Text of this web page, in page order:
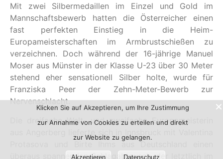
Mit zwei Silbermedaillen im Einzel und Gold im
Mannschaftsbewerb hatten die Österreicher einen
fast perfekten Einstieg in die Heim-
Europameisterschaften im Armbrustschießen zu
verzeichnen. Doch während der 16-jährige Manuel
Moser aus Münster in der Klasse U-23 über 30 Meter
stehend eher sensationell Silber holte, wurde für
Franziska Peer der Zehn-Meter-Bewerb zur
Nervenschlacht.
Die dreifache Welt- und zweifache Europameisterin
Protasova und Birte Ihms aus Deutschland einen
überaus spannenden Schlagabtausch, der letztlich im
Klicken Sie auf Akzeptieren, um Ihre Zustimmung
zur Annahme von Cookies zu erteilen und direkt
zur Website zu gelangen.
Akzeptieren Datenschutz